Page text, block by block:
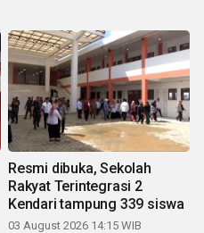
Resmi dibuka, Sekolah
Rakyat Terintegrasi 2
Kendari tampung 339 siswa
03 August 2026 14:15 WIB